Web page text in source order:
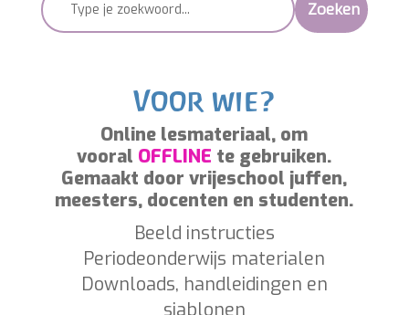
Voor wie?
Online lesmateriaal, om
vooralOFFLINEte gebruiken.
Gemaakt door vrijeschool juffen,
meesters, docenten en studenten.
Beeld instructies